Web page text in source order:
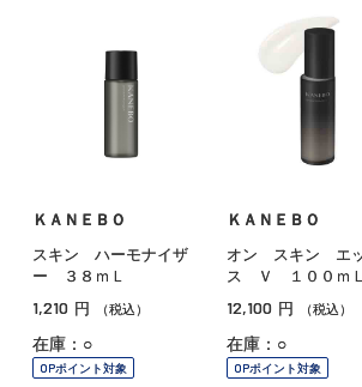
ＫＡＮＥＢＯ
スキン ハーモナイザ
ー ３８ｍＬ
1,210 円 （税込）
在庫：○
OPポイント対象
ＫＡＮＥＢＯ
オン スキン エ
ス Ｖ １００ｍ
12,100 円 （税込）
在庫：○
OPポイント対象